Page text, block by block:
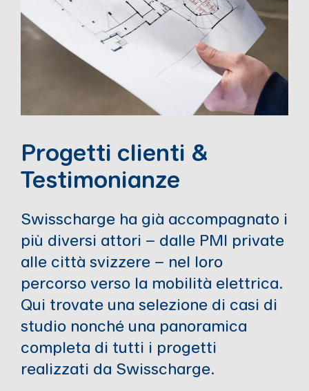
Progetti clienti &
Testimonianze
Swisscharge ha già accompagnato i
più diversi attori – dalle PMI private
alle città svizzere – nel loro
percorso verso la mobilità elettrica.
Qui trovate una selezione di casi di
studio nonché una panoramica
completa di tutti i progetti
realizzati da Swisscharge.